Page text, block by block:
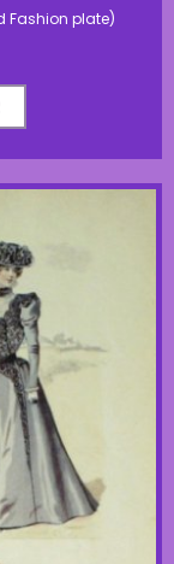
Fashion plate)